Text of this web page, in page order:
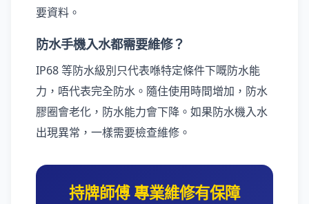
要資料。
防水手機入水都需要維修？
IP68 等防水級別只代表喺特定條件下嘅防水能
力，唔代表完全防水。隨住使用時間增加，防水
膠圈會老化，防水能力會下降。如果防水機入水
出現異常，一樣需要檢查維修。
持牌師傅 專業維修有保障